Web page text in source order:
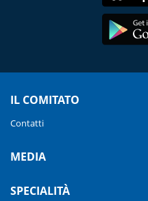
IL COMITATO
Contatti
MEDIA
SPECIALITÀ